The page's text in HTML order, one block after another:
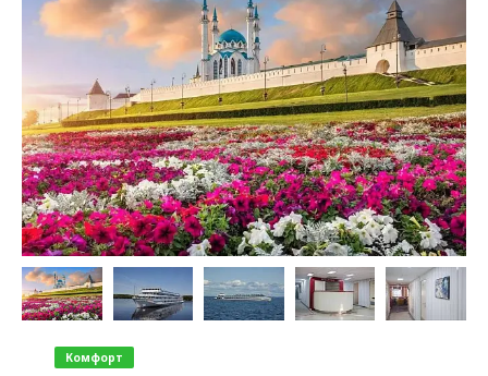
Комфорт